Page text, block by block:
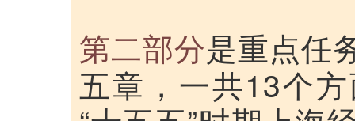
第二部分是重点任
五章，一共13个